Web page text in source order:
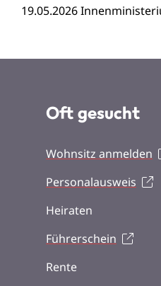
19.05.2026
Oft gesucht
Wohnsitz anmelden
Personalausweis
Heiraten
Führerschein
Rente